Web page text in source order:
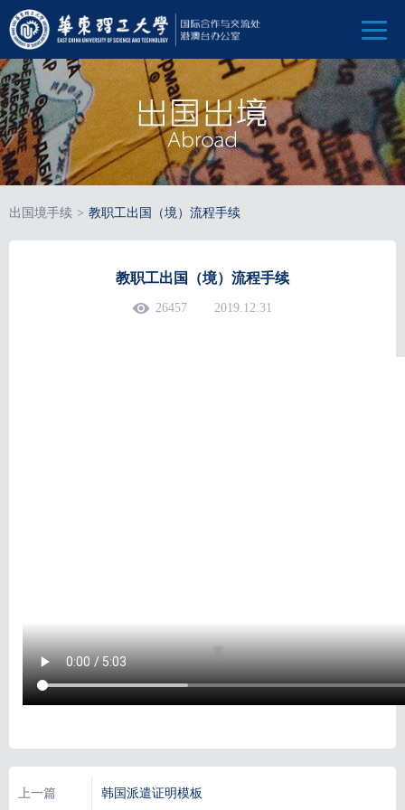
出国境手续 > 教职工出国（境）流程手续
教职工出国（境）流程手续
26457 2019.12.31
上一篇 韩国派遣证明模板